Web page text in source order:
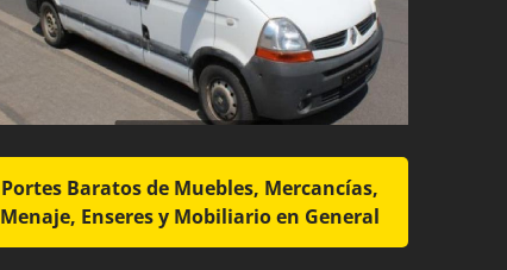
Portes Baratos de Muebles, Mercancías,
Menaje, Enseres y Mobiliario en General